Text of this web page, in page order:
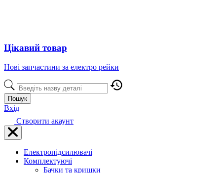
Цікавий товар
Нові запчастини за електро рейки
Пошук
Вхід
Створити акаунт
Електропідсилювачі
Комплектуючі
Бачки та кришки